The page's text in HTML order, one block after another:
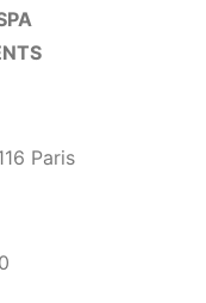
AND SPA
Paris
Paris
36 60 60